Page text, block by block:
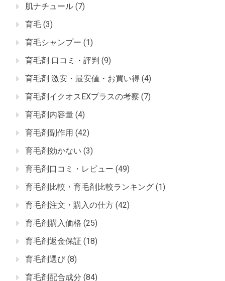
肌ナチュール (7)
育毛 (3)
育毛シャンプー (1)
育毛剤 口コミ・評判 (9)
育毛剤 激安・最安値・お買い得 (4)
育毛剤イクオスEXプラスの考察 (7)
育毛剤内容量 (4)
育毛剤副作用 (42)
育毛剤効かない (3)
育毛剤口コミ・レビュー (49)
育毛剤比較・育毛剤比較ランキング (1)
育毛剤注文・購入の仕方 (42)
育毛剤購入価格 (25)
育毛剤返金保証 (18)
育毛剤選び (8)
育毛剤配合成分 (84)